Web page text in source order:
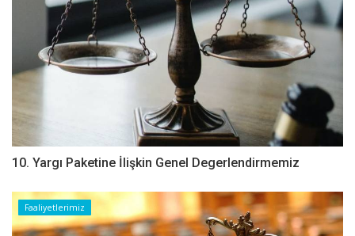
10. Yargı Paketine İlişkin Genel Degerlendirmemiz
Faaliyetlerimiz